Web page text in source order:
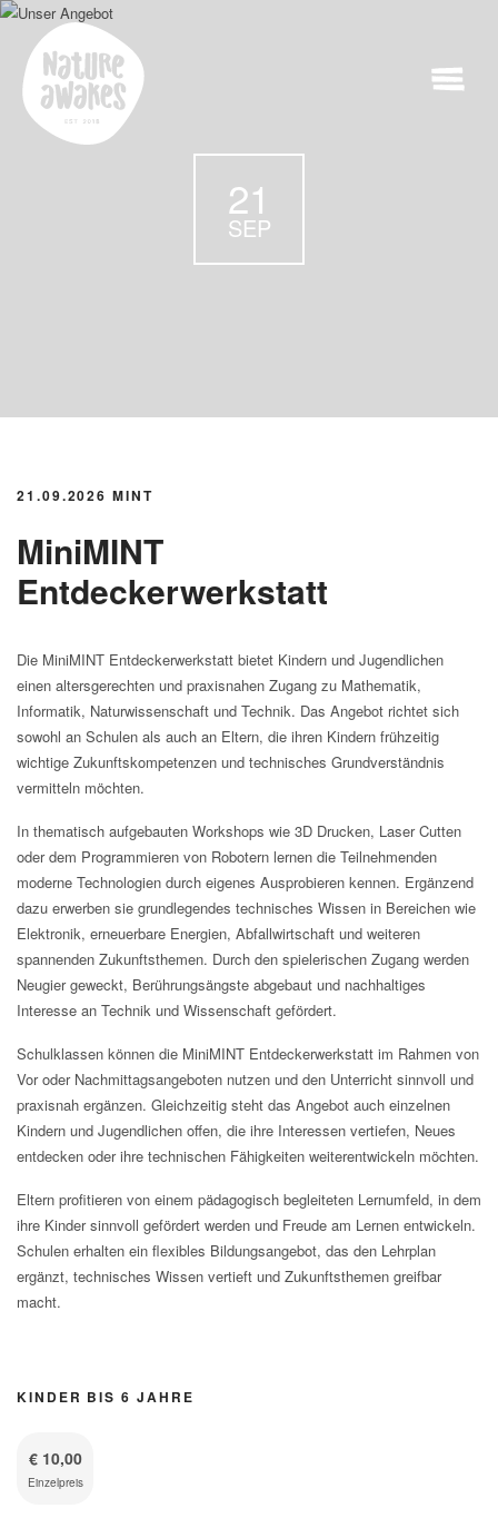
21
SEP
21.09.2026 MINT
MiniMINT
Entdeckerwerkstatt
Die MiniMINT Entdeckerwerkstatt bietet Kindern und Jugendlichen
einen altersgerechten und praxisnahen Zugang zu Mathematik,
Informatik, Naturwissenschaft und Technik. Das Angebot richtet sich
sowohl an Schulen als auch an Eltern, die ihren Kindern frühzeitig
wichtige Zukunftskompetenzen und technisches Grundverständnis
vermitteln möchten.
In thematisch aufgebauten Workshops wie 3D Drucken, Laser Cutten
oder dem Programmieren von Robotern lernen die Teilnehmenden
moderne Technologien durch eigenes Ausprobieren kennen. Ergänzend
dazu erwerben sie grundlegendes technisches Wissen in Bereichen wie
Elektronik, erneuerbare Energien, Abfallwirtschaft und weiteren
spannenden Zukunftsthemen. Durch den spielerischen Zugang werden
Neugier geweckt, Berührungsängste abgebaut und nachhaltiges
Interesse an Technik und Wissenschaft gefördert.
Schulklassen können die MiniMINT Entdeckerwerkstatt im Rahmen von
Vor oder Nachmittagsangeboten nutzen und den Unterricht sinnvoll und
praxisnah ergänzen. Gleichzeitig steht das Angebot auch einzelnen
Kindern und Jugendlichen offen, die ihre Interessen vertiefen, Neues
entdecken oder ihre technischen Fähigkeiten weiterentwickeln möchten.
Eltern profitieren von einem pädagogisch begleiteten Lernumfeld, in dem
ihre Kinder sinnvoll gefördert werden und Freude am Lernen entwickeln.
Schulen erhalten ein flexibles Bildungsangebot, das den Lehrplan
ergänzt, technisches Wissen vertieft und Zukunftsthemen greifbar
macht.
KINDER BIS 6 JAHRE
€ 10,00
Einzelpreis